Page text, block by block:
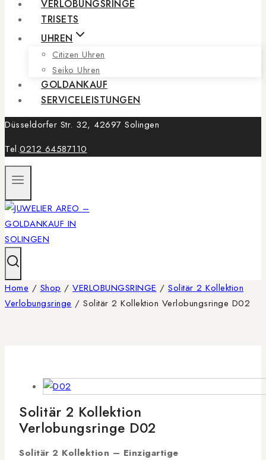
VERLOBUNGSRINGE
TRISETS
UHREN
Citizen Uhren
Seiko Uhren
GOLDANKAUF
SERVICELEISTUNGEN
Düsseldorfer Str. 32, 42697 Solingen
Tel.0212 64587110
Home / Shop / VERLOBUNGSRINGE / Solitär 2 Kollektion
Verlobungsringe / Solitär 2 Kollektion Verlobungsringe D02
Solitär 2 Kollektion
Verlobungsringe D02
Solitär 2 Kollektion – Einzigartige